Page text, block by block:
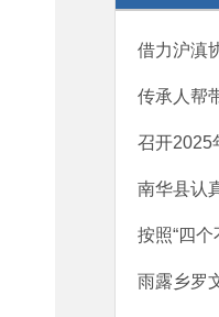
借力沪滇
传承人帮
召开2025
南华县认
按照“四
雨露乡罗